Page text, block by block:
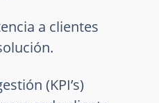
a clientes
(KPI’s)